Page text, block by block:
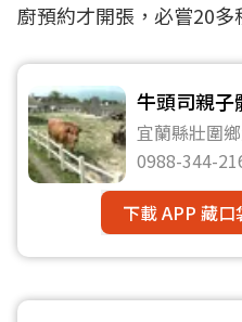
廚預約才開張，必嘗20
牛頭司親子
宜蘭縣壯圍
0988-344-
下載 APP 藏口